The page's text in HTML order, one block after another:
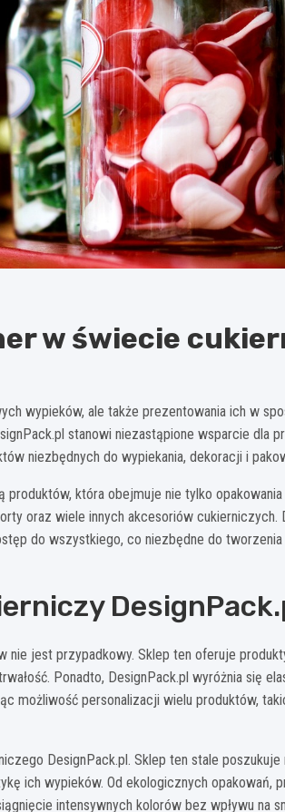
w świecie
wypieków, ale także prezentowania ich w
stanowi niezastąpione wsparcie dla
niezbędnych do wypiekania, dekoracji i
która obejmuje nie tylko
oraz wiele innych akcesoriów cukierniczych.
do wszystkiego, co niezbędne do
nie jest przypadkowy. Sklep ten oferuje
Ponadto, DesignPack.pl wyróżnia się
możliwość personalizacji wielu produktów,
DesignPack.pl. Sklep ten stale poszukuje
ich wypieków. Od ekologicznych opakowań,
intensywnych kolorów bez wpływu na